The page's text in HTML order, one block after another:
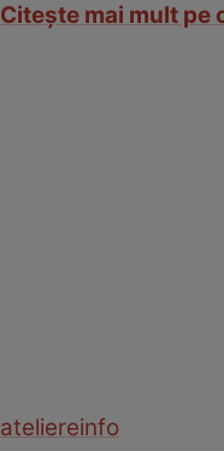
Citeşte mai mult
ateliereinfo